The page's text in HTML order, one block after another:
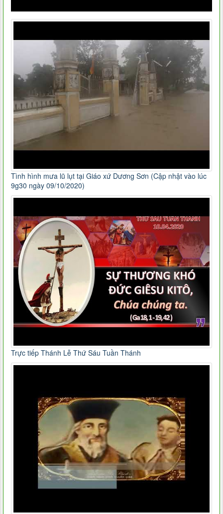
Tình hình mưa lũ lụt tại Giáo xứ Dương Sơn (Cập nhật vào lúc
9g30 ngày 09/10/2020)
Trực tiếp Thánh Lễ Thứ Sáu Tuần Thánh